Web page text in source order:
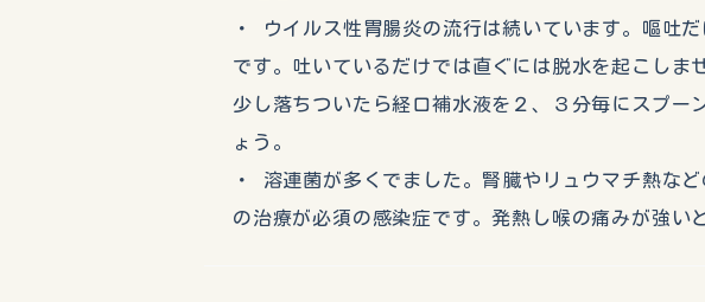
・ ウイルス性胃腸炎の流行は続いています。嘔吐
です。吐いているだけでは直ぐには脱水を起こしま
少し落ちついたら経口補水液を２、３分毎にスプー
ょう。
・ 溶連菌が多くでました。腎臓やリュウマチ熱な
の治療が必須の感染症です。発熱し喉の痛みが強い